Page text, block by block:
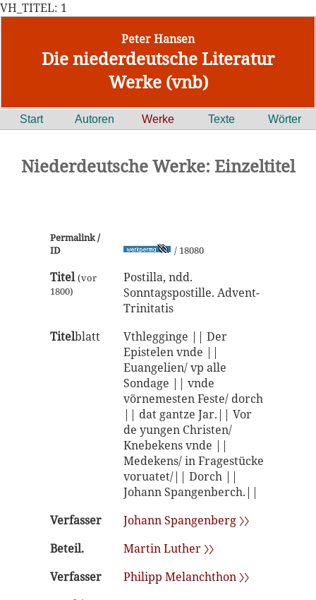
VH_TITEL: 1
Peter Hansen
Die niederdeutsche Literatur
Werke (vnb)
Start Autoren Werke Texte Wörter
Niederdeutsche Werke: Einzeltitel
Permalink /
ID
/ 18080
Titel (vor
1800)
Postilla, ndd.
Sonntagspostille. Advent-
Trinitatis
Titelblatt
Vthlegginge || Der
Epistelen vnde ||
Euangelien/ vp alle
Sondage || vnde
vörnemesten Feste/ dorch
|| dat gantze Jar.|| Vor
de yungen Christen/
Knebekens vnde ||
Medekens/ in Fragestücke
voruatet/|| Dorch ||
Johann Spangenberch.||
Verfasser
Johann Spangenberg 〉〉
Beteil.
Martin Luther 〉〉
Verfasser
Philipp Melanchthon 〉〉